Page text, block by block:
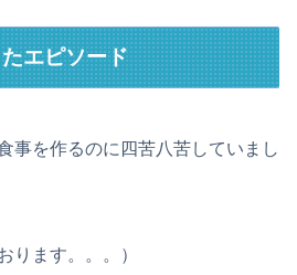
エピソード
事を作るのに四苦八苦していまし
ります。。。）